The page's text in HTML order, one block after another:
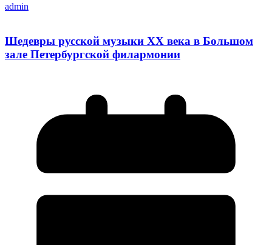
admin
Шедевры русской музыки XX века в Большом
зале Петербургской филармонии